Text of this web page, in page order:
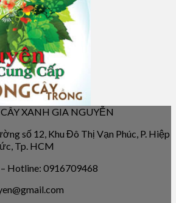
XANH GIA NGUYỄN
số 12, Khu Đô Thị Vạn Phúc, P. Hiệp
Tp. HCM
Hotline: 0916709468